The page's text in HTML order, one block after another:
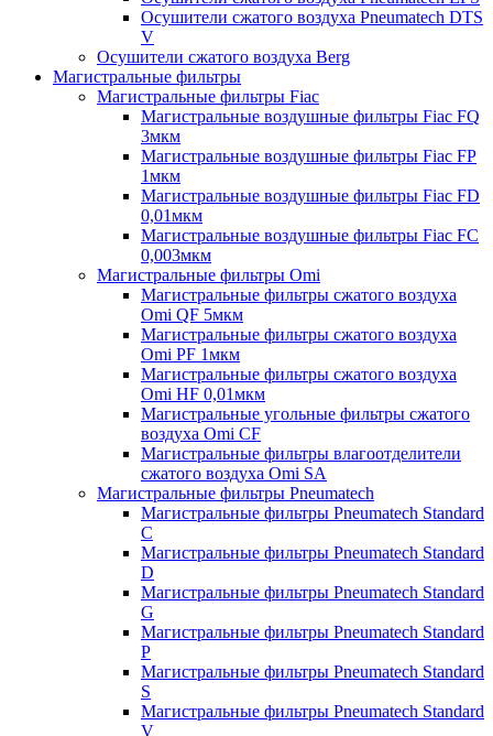
Осушители сжатого воздуха Pneumatech DTS
V
Осушители сжатого воздуха Berg
Магистральные фильтры
Магистральные фильтры Fiac
Магистральные воздушные фильтры Fiac FQ
3мкм
Магистральные воздушные фильтры Fiac FP
1мкм
Магистральные воздушные фильтры Fiac FD
0,01мкм
Магистральные воздушные фильтры Fiac FC
0,003мкм
Магистральные фильтры Omi
Магистральные фильтры сжатого воздуха
Omi QF 5мкм
Магистральные фильтры сжатого воздуха
Omi PF 1мкм
Магистральные фильтры сжатого воздуха
Omi HF 0,01мкм
Магистральные угольные фильтры сжатого
воздуха Omi CF
Магистральные фильтры влагоотделители
сжатого воздуха Omi SA
Магистральные фильтры Pneumatech
Магистральные фильтры Pneumatech Standard
C
Магистральные фильтры Pneumatech Standard
D
Магистральные фильтры Pneumatech Standard
G
Магистральные фильтры Pneumatech Standard
P
Магистральные фильтры Pneumatech Standard
S
Магистральные фильтры Pneumatech Standard
V